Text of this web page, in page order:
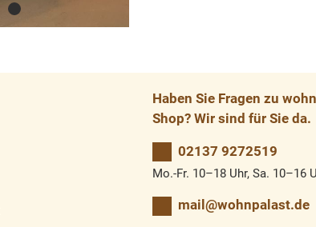
Haben Sie Fragen zu
Shop? Wir sind für Sie da.
02137 9272519
Mo.-Fr. 10–18 Uhr, Sa. 10–16
mail@wohnpalast.de